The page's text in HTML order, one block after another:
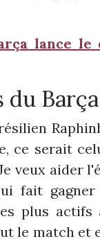
lance le
du Barça
ce serait
veux aider
fait gagner
plus actifs
le match et